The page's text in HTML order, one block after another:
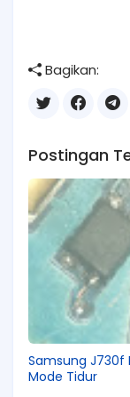
Bagikan:
Postingan
Samsung J730f
Mode Tidur